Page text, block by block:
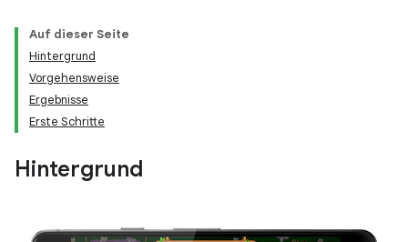
Auf dieser Seite
Hintergrund
Vorgehensweise
Ergebnisse
Erste Schritte
Hintergrund